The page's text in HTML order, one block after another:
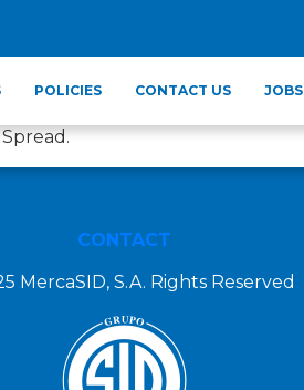
POLICIES CONTACT US JOBS
CONTACT
MercaSID, S.A. Rights Reserved